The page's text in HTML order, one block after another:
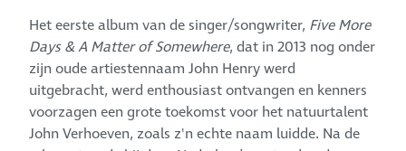
Het eerste album van de singer/songwriter, Five More
Days & A Matter of Somewhere, dat in 2013 nog onder
zijn oude artiestennaam John Henry werd
uitgebracht, werd enthousiast ontvangen en kenners
voorzagen een grote toekomst voor het natuurtalent
John Verhoeven, zoals z'n echte naam luidde. Na de